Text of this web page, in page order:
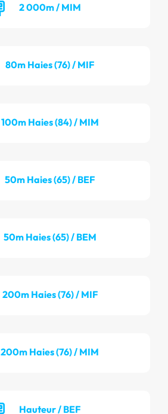
2 000m / MIM
80m Haies (76) / MIF
100m Haies (84) / MIM
50m Haies (65) / BEF
50m Haies (65) / BEM
200m Haies (76) / MIF
200m Haies (76) / MIM
Hauteur / BEF